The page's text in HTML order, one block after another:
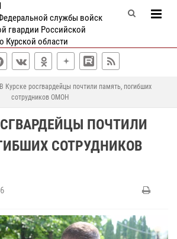
службы войск
гвардии Российской
Курской области
В Курске росгвардейцы почтили память, погибших
сотрудников ОМОН
ПОЧТИЛИ
СОТРУДНИКОВ